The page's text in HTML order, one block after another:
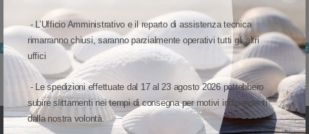
- L’Ufficio Amministrativo e il reparto di assistenza tecnica
rimarranno chiusi, saranno parzialmente operativi tutti gli altri
uffici
- Le spedizioni effettuate dal 17 al 23 agosto 2026 potrebbero
subire slittamenti nei tempi di consegna per motivi indipendenti
dalla nostra volontà.
alla promozione SnapCashBackPartecipa alla promozione